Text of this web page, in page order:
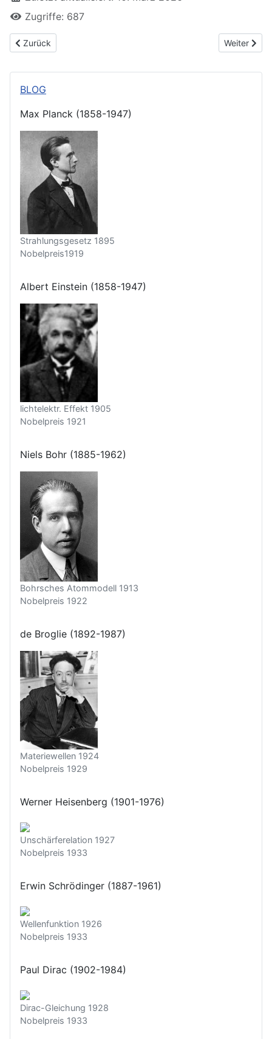
BLOG
Max Planck (1858-1947)
Strahlungsgesetz 1895
Nobelpreis1919
Albert Einstein (1858-1947)
lichtelektr. Effekt 1905
Nobelpreis 1921
Niels Bohr (1885-1962)
Bohrsches Atommodell 1913
Nobelpreis 1922
de Broglie (1892-1987)
Materiewellen 1924
Nobelpreis 1929
Werner Heisenberg (1901-1976)
Unschärferelation 1927
Nobelpreis 1933
Erwin Schrödinger (1887-1961)
Wellenfunktion 1926
Nobelpreis 1933
Paul Dirac (1902-1984)
Dirac-Gleichung 1928
Nobelpreis 1933
Zugriffe: 687
Vorheriger Beitrag: 02) Albert Einstein - lichtelektrischer Effekt
Zurück Nächster
Weiter